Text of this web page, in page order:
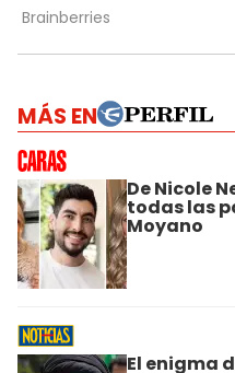
MÁS EN
De Nicole
todas las
Moyano
El enigma